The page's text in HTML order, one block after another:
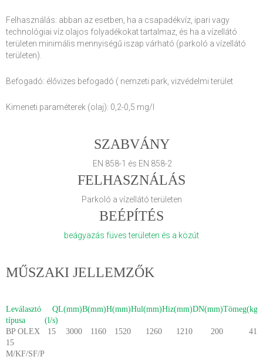
Felhasználás: abban az esetben, ha a csapadékvíz, ipari vagy
technológiai víz olajos folyadékokat tartalmaz, és ha a vízellátó
területen minimális mennyiségű iszap várható (parkoló a vízellátó
területen).
Befogadó: élővizes befogadó ( nemzeti park, vizvédelmi terület
Kimeneti paraméterek (olaj): 0,2-0,5 mg/l
SZABVÁNY
EN 858-1 és EN 858-2
FELHASZNÁLÁS
Parkoló a vízellátó területen
BEÉPÍTÉS
beágyazás füves területen és a közút
MŰSZAKI JELLEMZŐK
Leválasztó
típusa
Q
(l/s)
L(mm)B(mm)H(mm)Hul(mm)Hiz(mm)DN(mm)Tömeg(kg)
BP OLEX
15
M/KF/SF/P
15 3000 1160 1520 1260 1210 200 411